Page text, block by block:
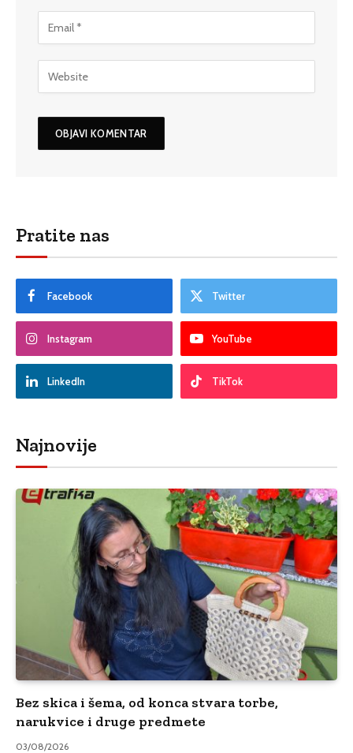
Pratite nas
Facebook Twitter
Instagram YouTube
LinkedIn TikTok
Najnovije
Bez skica i šema, od konca stvara torbe,
narukvice i druge predmete
03/08/2026